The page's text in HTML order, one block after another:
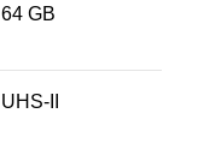
64 GB
UHS-II